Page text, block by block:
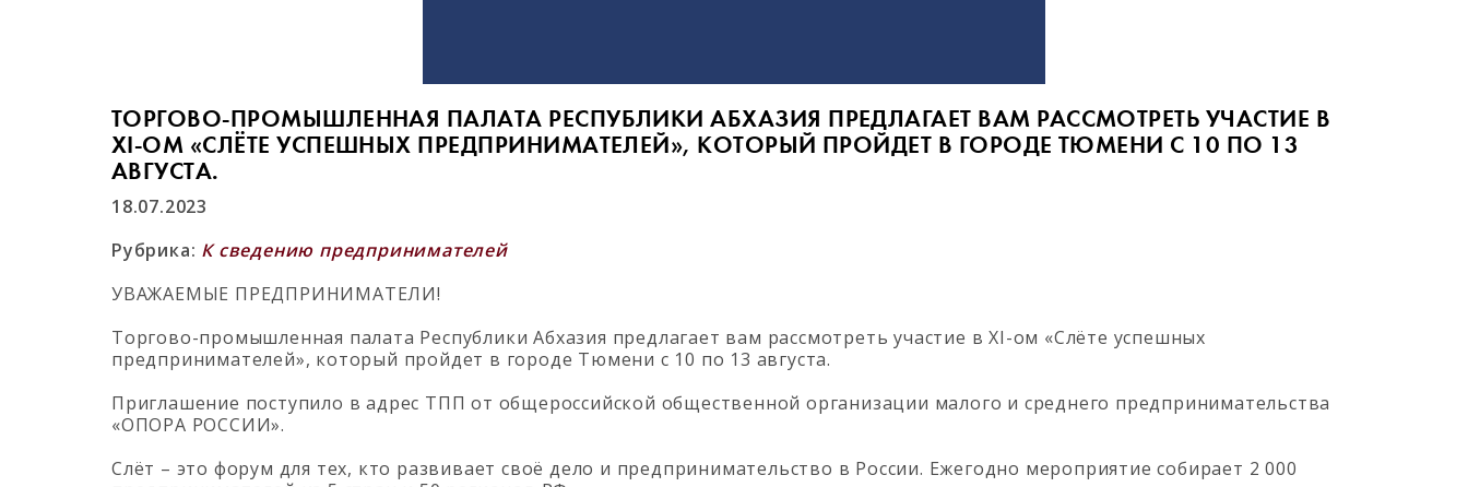
ТОРГОВО-ПРОМЫШЛЕННАЯ ПАЛАТА РЕСПУБЛИКИ АБХАЗИЯ ПРЕДЛАГАЕТ ВАМ РАССМОТРЕТЬ УЧАСТИЕ В
XI-ОМ «СЛЁТЕ УСПЕШНЫХ ПРЕДПРИНИМАТЕЛЕЙ», КОТОРЫЙ ПРОЙДЕТ В ГОРОДЕ ТЮМЕНИ С 10 ПО 13
АВГУСТА.
18.07.2023
Рубрика: К сведению предпринимателей
УВАЖАЕМЫЕ ПРЕДПРИНИМАТЕЛИ!
Торгово-промышленная палата Республики Абхазия предлагает вам рассмотреть участие в XI-ом «Слёте успешных
предпринимателей», который пройдет в городе Тюмени с 10 по 13 августа.
Приглашение поступило в адрес ТПП от общероссийской общественной организации малого и среднего предпринимательства
«ОПОРА РОССИИ».
Слёт – это форум для тех, кто развивает своё дело и предпринимательство в России. Ежегодно мероприятие собирает 2 000